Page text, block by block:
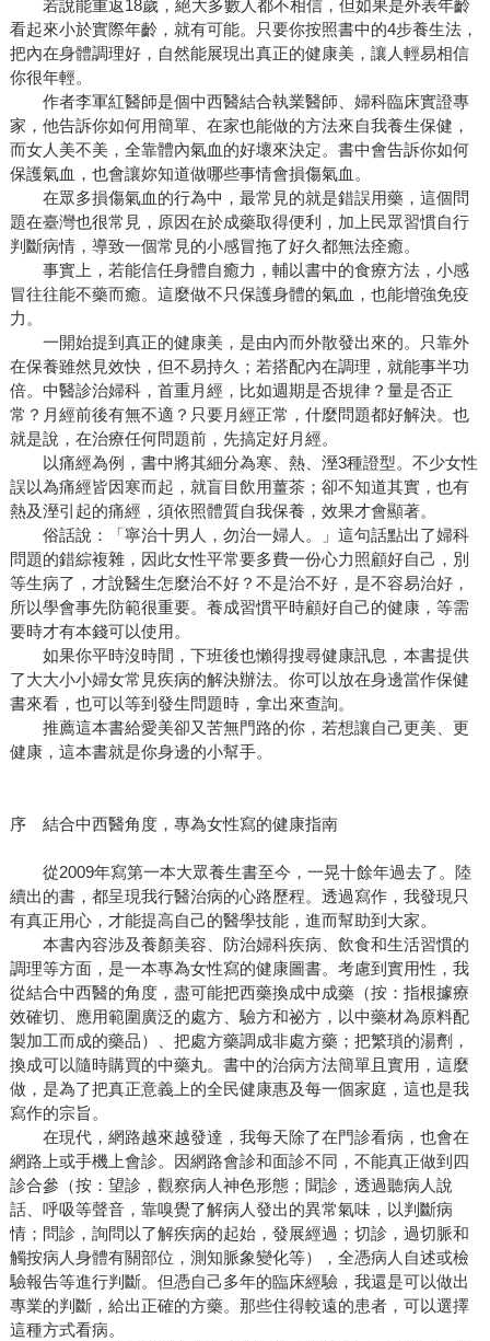
若說能重返18歲，絕大多數人都不相信，但如果是外表年齡
看起來小於實際年齡，就有可能。只要你按照書中的4步養生法，
把內在身體調理好，自然能展現出真正的健康美，讓人輕易相信
你很年輕。
作者李軍紅醫師是個中西醫結合執業醫師、婦科臨床實證專
家，他告訴你如何用簡單、在家也能做的方法來自我養生保健，
而女人美不美，全靠體內氣血的好壞來決定。書中會告訴你如何
保護氣血，也會讓妳知道做哪些事情會損傷氣血。
在眾多損傷氣血的行為中，最常見的就是錯誤用藥，這個問
題在臺灣也很常見，原因在於成藥取得便利，加上民眾習慣自行
判斷病情，導致一個常見的小感冒拖了好久都無法痊癒。
事實上，若能信任身體自癒力，輔以書中的食療方法，小感
冒往往能不藥而癒。這麼做不只保護身體的氣血，也能增強免疫
力。
一開始提到真正的健康美，是由內而外散發出來的。只靠外
在保養雖然見效快，但不易持久；若搭配內在調理，就能事半功
倍。中醫診治婦科，首重月經，比如週期是否規律？量是否正
常？月經前後有無不適？只要月經正常，什麼問題都好解決。也
就是說，在治療任何問題前，先搞定好月經。
以痛經為例，書中將其細分為寒、熱、溼3種證型。不少女性
誤以為痛經皆因寒而起，就盲目飲用薑茶；卻不知道其實，也有
熱及溼引起的痛經，須依照體質自我保養，效果才會顯著。
俗話說：「寧治十男人，勿治一婦人。」這句話點出了婦科
問題的錯綜複雜，因此女性平常要多費一份心力照顧好自己，別
等生病了，才說醫生怎麼治不好？不是治不好，是不容易治好，
所以學會事先防範很重要。養成習慣平時顧好自己的健康，等需
要時才有本錢可以使用。
如果你平時沒時間，下班後也懶得搜尋健康訊息，本書提供
了大大小小婦女常見疾病的解決辦法。你可以放在身邊當作保健
書來看，也可以等到發生問題時，拿出來查詢。
推薦這本書給愛美卻又苦無門路的你，若想讓自己更美、更
健康，這本書就是你身邊的小幫手。
序 結合中西醫角度，專為女性寫的健康指南
從2009年寫第一本大眾養生書至今，一晃十餘年過去了。陸
續出的書，都呈現我行醫治病的心路歷程。透過寫作，我發現只
有真正用心，才能提高自己的醫學技能，進而幫助到大家。
本書內容涉及養顏美容、防治婦科疾病、飲食和生活習慣的
調理等方面，是一本專為女性寫的健康圖書。考慮到實用性，我
從結合中西醫的角度，盡可能把西藥換成中成藥（按：指根據療
效確切、應用範圍廣泛的處方、驗方和祕方，以中藥材為原料配
製加工而成的藥品）、把處方藥調成非處方藥；把繁瑣的湯劑，
換成可以隨時購買的中藥丸。書中的治病方法簡單且實用，這麼
做，是為了把真正意義上的全民健康惠及每一個家庭，這也是我
寫作的宗旨。
在現代，網路越來越發達，我每天除了在門診看病，也會在
網路上或手機上會診。因網路會診和面診不同，不能真正做到四
診合參（按：望診，觀察病人神色形態；聞診，透過聽病人說
話、呼吸等聲音，靠嗅覺了解病人發出的異常氣味，以判斷病
情；問診，詢問以了解疾病的起始，發展經過；切診，過切脈和
觸按病人身體有關部位，測知脈象變化等），全憑病人自述或檢
驗報告等進行判斷。但憑自己多年的臨床經驗，我還是可以做出
專業的判斷，給出正確的方藥。那些住得較遠的患者，可以選擇
這種方式看病。